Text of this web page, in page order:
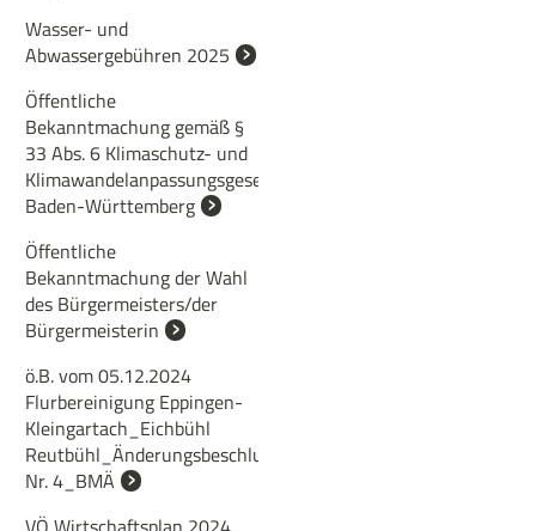
Wasser- und
Abwassergebühren 2025
Öffentliche
Bekanntmachung gemäß §
33 Abs. 6 Klimaschutz- und
Klimawandelanpassungsgesetz
Baden-Württemberg
Öffentliche
Bekanntmachung der Wahl
des Bürgermeisters/der
Bürgermeisterin
ö.B. vom 05.12.2024
Flurbereinigung Eppingen-
Kleingartach_Eichbühl
Reutbühl_Änderungsbeschluss
Nr. 4_BMÄ